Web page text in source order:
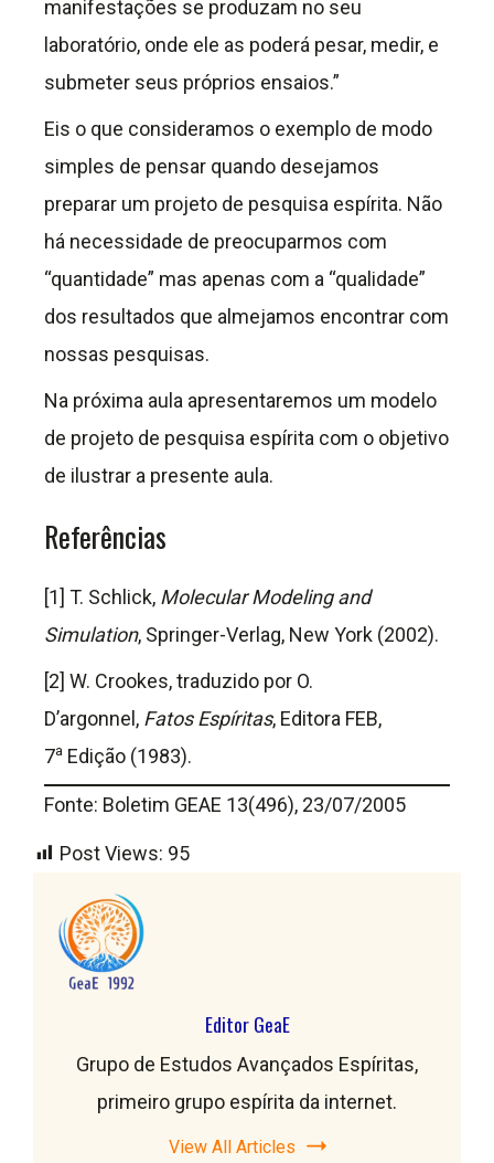
manifestações se produzam no seu
laboratório, onde ele as poderá pesar, medir, e
submeter seus próprios ensaios.”
Eis o que consideramos o exemplo de modo
simples de pensar quando desejamos
preparar um projeto de pesquisa espírita. Não
há necessidade de preocuparmos com
“quantidade” mas apenas com a “qualidade”
dos resultados que almejamos encontrar com
nossas pesquisas.
Na próxima aula apresentaremos um modelo
de projeto de pesquisa espírita com o objetivo
de ilustrar a presente aula.
Referências
[1] T. Schlick, Molecular Modeling and
Simulation, Springer-Verlag, New York (2002).
[2] W. Crookes, traduzido por O.
D’argonnel, Fatos Espíritas, Editora FEB,
7a Edição (1983).
Fonte: Boletim GEAE 13(496), 23/07/2005
Post Views: 95
Editor GeaE
Grupo de Estudos Avançados Espíritas,
primeiro grupo espírita da internet.
View All Articles